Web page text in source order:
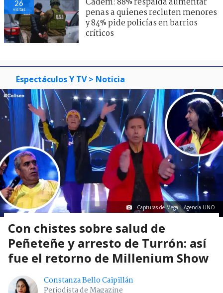
26
visitas
penas a quienes recluten menores
y 84% pide policías en barrios
críticos
Espectáculos Y TV > Noticia
Capturas de Mega | Agencia UNO
Con chistes sobre salud de
Peñeteñe y arresto de Turrón: así
fue el retorno de Millenium Show
Constanza Bello Caipillán